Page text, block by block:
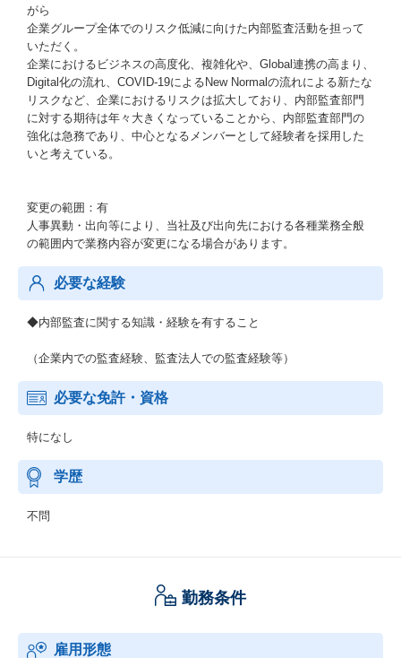
がら
企業グループ全体でのリスク低減に向けた内部監査活動を担って
いただく。
企業におけるビジネスの高度化、複雑化や、Global連携の高まり、
Digital化の流れ、COVID-19によるNew Normalの流れによる新たな
リスクなど、企業におけるリスクは拡大しており、内部監査部門
に対する期待は年々大きくなっていることから、内部監査部門の
強化は急務であり、中心となるメンバーとして経験者を採用した
いと考えている。
変更の範囲：有
人事異動・出向等により、当社及び出向先における各種業務全般
の範囲内で業務内容が変更になる場合があります。
必要な経験
◆内部監査に関する知識・経験を有すること
（企業内での監査経験、監査法人での監査経験等）
必要な免許・資格
特になし
学歴
不問
勤務条件
雇用形態